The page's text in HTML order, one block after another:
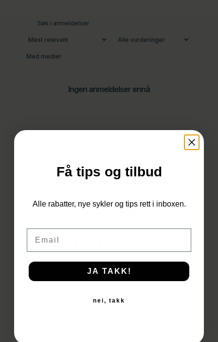
Du har ingen produkter i
handlekurven.
Med medier
Ingen anmeldelser ennå
Levering, frakt og montering
Hvor raskt får jeg sykkelen?
Få tips og tilbud
Alle rabatter, nye sykler og tips rett i inboxen.
JA TAKK!
nei, takk